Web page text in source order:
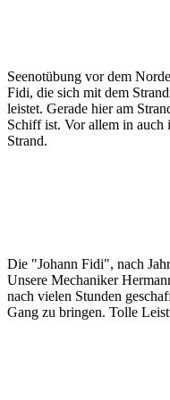
Seenotübung vor dem
Fidi, die sich mit dem
leistet. Gerade hier am
Schiff ist. Vor allem in auch
Strand.
Die "Johann Fidi", nach
Unsere Mechaniker
nach vielen Stunden
Gang zu bringen. Tolle